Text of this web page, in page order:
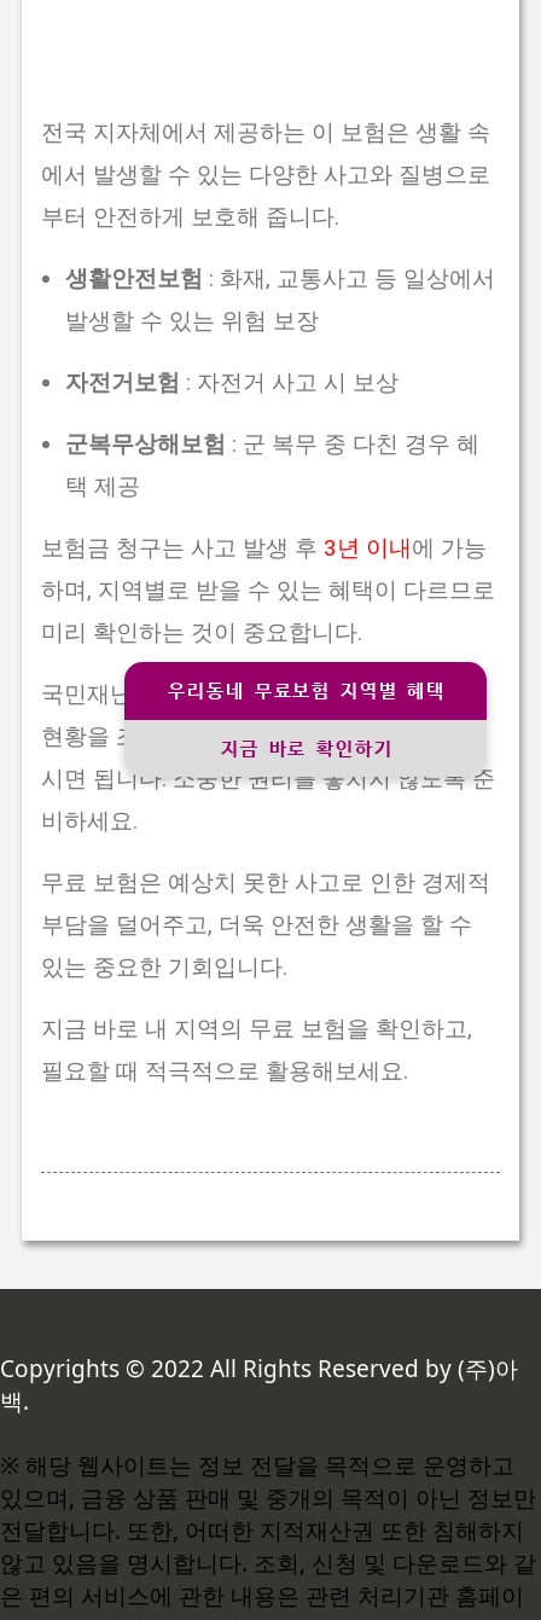
전국 지자체에서 제공하는 이 보험은 생활 속
에서 발생할 수 있는 다양한 사고와 질병으로
부터 안전하게 보호해 줍니다.
생활안전보험 : 화재, 교통사고 등 일상에서
발생할 수 있는 위험 보장
자전거보험 : 자전거 사고 시 보상
군복무상해보험 : 군 복무 중 다친 경우 혜
택 제공
보험금 청구는 사고 발생 후 3년 이내에 가능
하며, 지역별로 받을 수 있는 혜택이 다르므로
미리 확인하는 것이 중요합니다.
국민재난안전포털을 통해 지역별 무료 보험
현황을 조회하고, 지역별 담당자에게 문의하
시면 됩니다. 소중한 권리를 놓치지 않도록 준
비하세요.
무료 보험은 예상치 못한 사고로 인한 경제적
부담을 덜어주고, 더욱 안전한 생활을 할 수
있는 중요한 기회입니다.
지금 바로 내 지역의 무료 보험을 확인하고,
필요할 때 적극적으로 활용해보세요.
우리동네 무료보험 지역별 혜택
지금 바로 확인하기
Copyrights © 2022 All Rights Reserved by (주)아
백.
※ 해당 웹사이트는 정보 전달을 목적으로 운영하고
있으며, 금융 상품 판매 및 중개의 목적이 아닌 정보만
전달합니다. 또한, 어떠한 지적재산권 또한 침해하지
않고 있음을 명시합니다. 조회, 신청 및 다운로드와 같
은 편의 서비스에 관한 내용은 관련 처리기관 홈페이